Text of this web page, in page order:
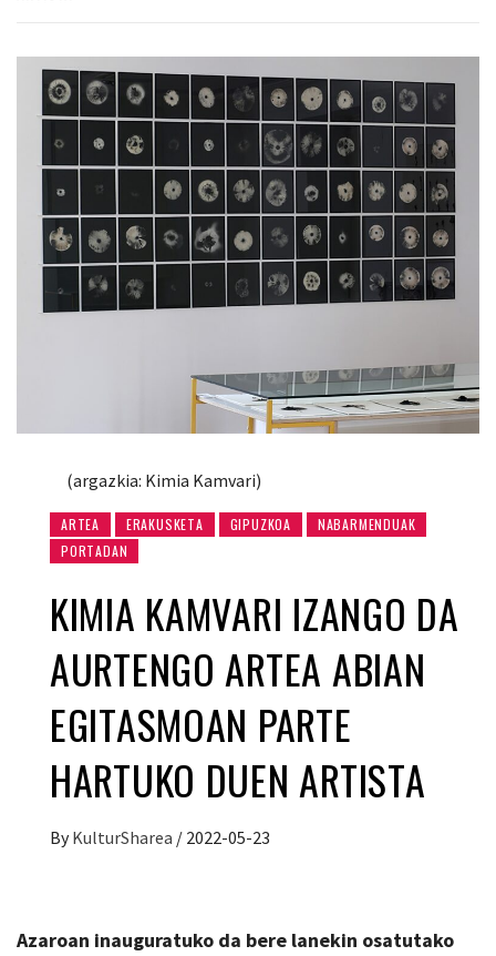
(argazkia: Kimia Kamvari)
ARTEA ERAKUSKETA GIPUZKOA
NABARMENDUAK
PORTADAN
KIMIA KAMVARI IZANGO DA
AURTENGO ARTEA ABIAN
EGITASMOAN PARTE
HARTUKO DUEN ARTISTA
By KulturSharea / 2022-05-23
Azaroan inauguratuko da bere lanekin osatutako